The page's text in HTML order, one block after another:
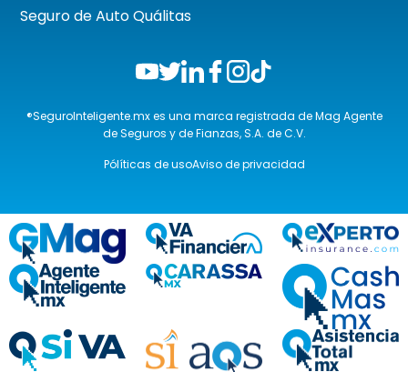
Seguro de Auto Quálitas
®SeguroInteligente.mx es una marca registrada de Mag Agente
de Seguros y de Fianzas, S.A. de C.V.
Pólíticas de usoAviso de privacidad